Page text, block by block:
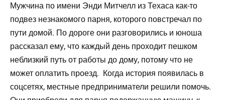
Мужчина по имени Энди Митчелл из Техаса как-то
подвез незнакомого парня, которого повстречал по
пути домой. По дороге они разговорились и юноша
рассказал ему, что каждый день проходит пешком
неблизкий путь от работы до дому, потому что не
может оплатить проезд. Когда история появилась в
соцсетях, местные предприниматели решили помочь.